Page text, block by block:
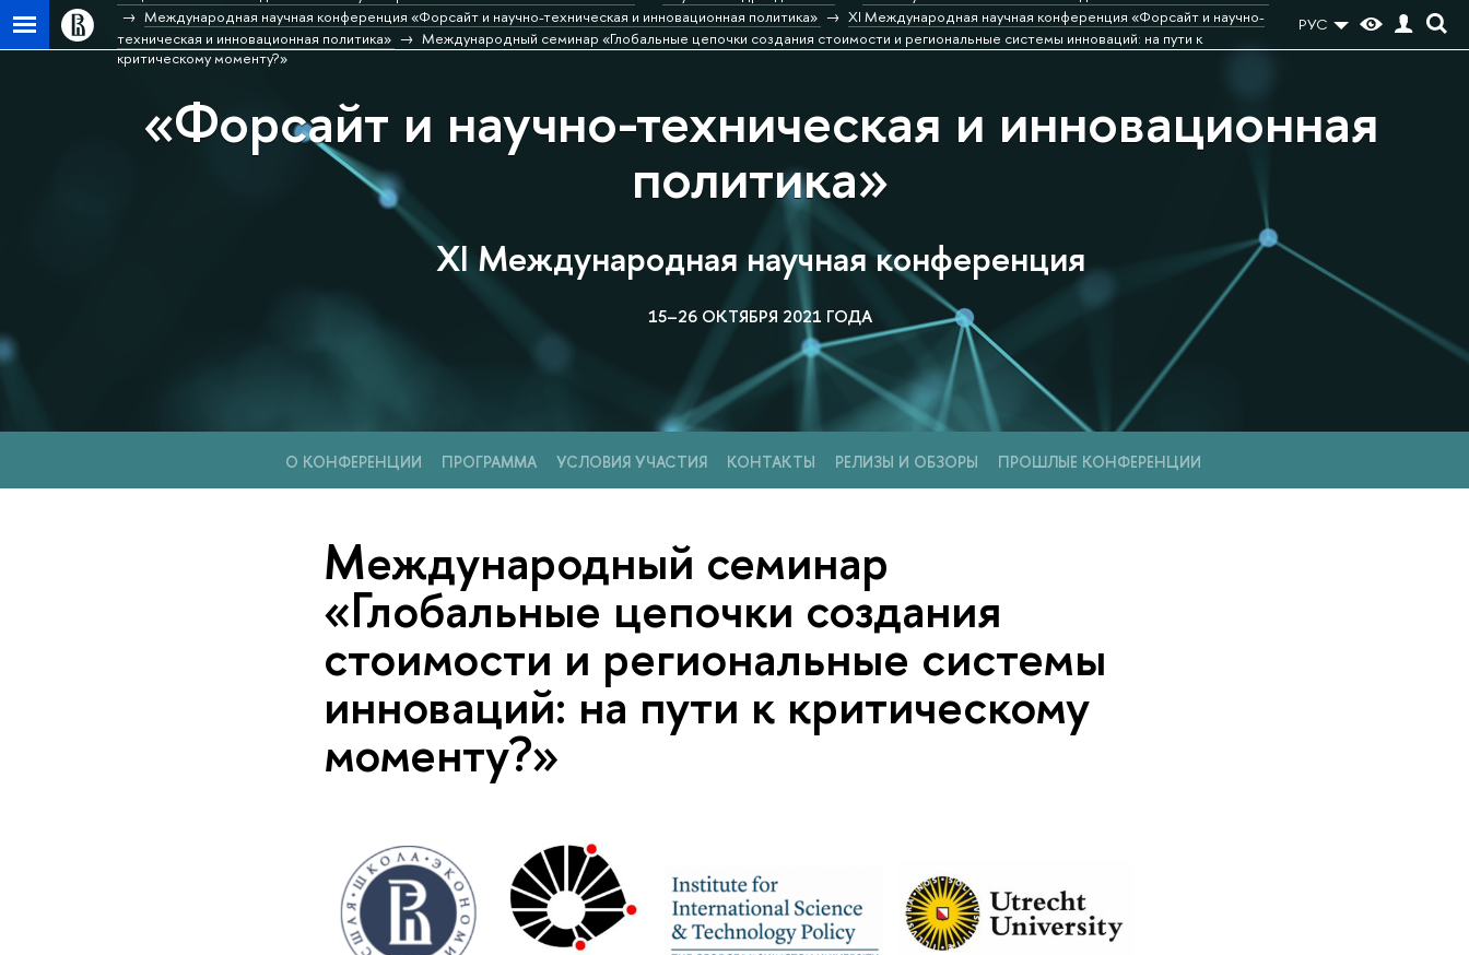
РУС
Международная научная конференция «Форсайт и научно-техническая и инновационная политика»
XI Международная научная конференция «Форсайт и научно-
техническая и инновационная политика»
Международный семинар «Глобальные цепочки создания стоимости и региональные системы инноваций: на пути к
критическому моменту?»
«Форсайт и научно-техническая и инновационная
политика»
XI Международная научная конференция
15–26 ОКТЯБРЯ 2021 ГОДА
О КОНФЕРЕНЦИИ ПРОГРАММА УСЛОВИЯ УЧАСТИЯ КОНТАКТЫ РЕЛИЗЫ И ОБЗОРЫ ПРОШЛЫЕ КОНФЕРЕНЦИИ
Международный семинар
«Глобальные цепочки создания
стоимости и региональные системы
инноваций: на пути к критическому
моменту?»